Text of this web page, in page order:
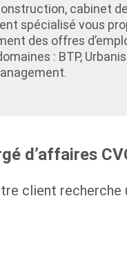
cabinet de
spécialisé vous
des offres
: BTP,
d’affaires
client recherche